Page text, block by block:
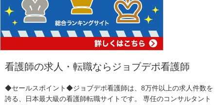
看護師の求人・転職ならジョブデポ看護師
◆セールスポイント◆ジョブデポ看護師は、8万件以上の求人件数を
誇る、日本最大級の看護師転職サイトです。 専任のコンサルタント